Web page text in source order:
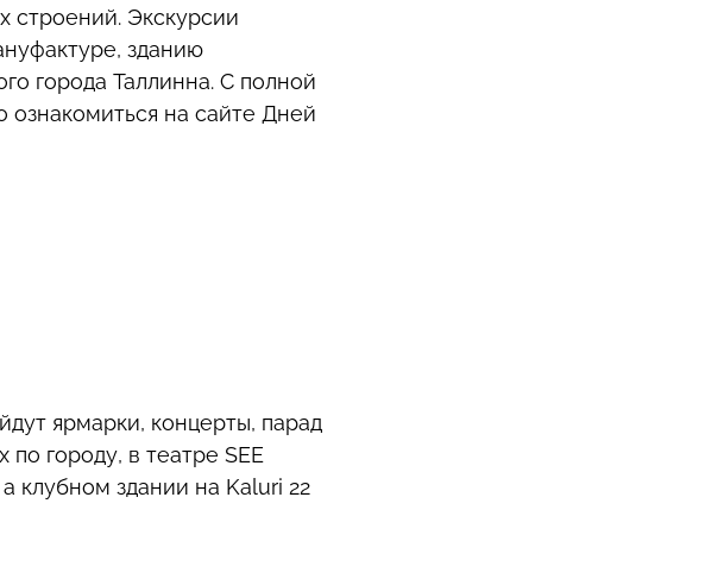
строений. Экскурсии
зданию
города Таллинна. С полной
на сайте Дней
ярмарки, концерты, парад
городу, в театре SEE
а клубном здании на Kaluri 22